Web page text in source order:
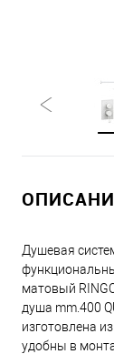
Душевая
матовый
душа mm.400
изготовлена
удобны в